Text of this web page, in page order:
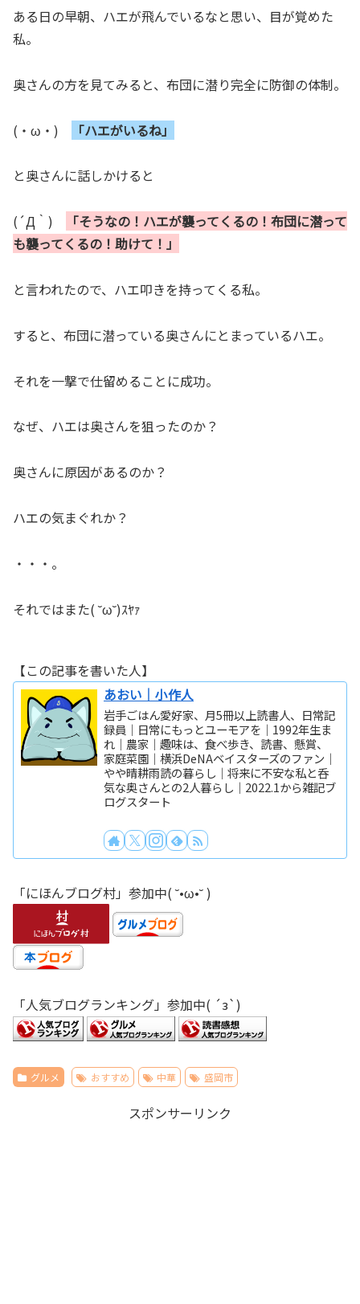
ある日の早朝、ハエが飛んでいるなと思い、目が覚めた
私。
奥さんの方を見てみると、布団に潜り完全に防御の体制。
(・ω・) 「ハエがいるね」
と奥さんに話しかけると
(´Д｀)
「そうなの！ハエが襲ってくるの！布団に潜って
も襲ってくるの！助けて！」
と言われたので、ハエ叩きを持ってくる私。
すると、布団に潜っている奥さんにとまっているハエ。
それを一撃で仕留めることに成功。
なぜ、ハエは奥さんを狙ったのか？
奥さんに原因があるのか？
ハエの気まぐれか？
・・・。
それではまた( ˘ω˘)ｽﾔｧ
【この記事を書いた人】
あおい｜小作人
岩手ごはん愛好家、月5冊以上読書人、日常記
録員｜日常にもっとユーモアを｜1992年生ま
れ｜農家｜趣味は、食べ歩き、読書、懸賞、
家庭菜園｜横浜DeNAベイスターズのファン｜
やや晴耕雨読の暮らし｜将来に不安な私と呑
気な奥さんとの2人暮らし｜2022.1から雑記ブ
ログスタート
「にほんブログ村」参加中( ˘•ω•˘ )
「人気ブログランキング」参加中( ´з`)
グルメ おすすめ 中華 盛岡市
スポンサーリンク